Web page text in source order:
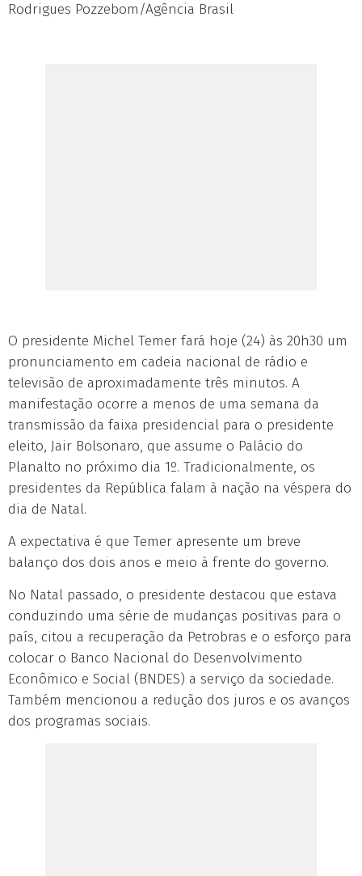
Rodrigues Pozzebom/Agência Brasil
O presidente Michel Temer fará hoje (24) às 20h30 um
pronunciamento em cadeia nacional de rádio e
televisão de aproximadamente três minutos. A
manifestação ocorre a menos de uma semana da
transmissão da faixa presidencial para o presidente
eleito, Jair Bolsonaro, que assume o Palácio do
Planalto no próximo dia 1º. Tradicionalmente, os
presidentes da República falam à nação na véspera do
dia de Natal.
A expectativa é que Temer apresente um breve
balanço dos dois anos e meio à frente do governo.
No Natal passado, o presidente destacou que estava
conduzindo uma série de mudanças positivas para o
país, citou a recuperação da Petrobras e o esforço para
colocar o Banco Nacional do Desenvolvimento
Econômico e Social (BNDES) a serviço da sociedade.
Também mencionou a redução dos juros e os avanços
dos programas sociais.